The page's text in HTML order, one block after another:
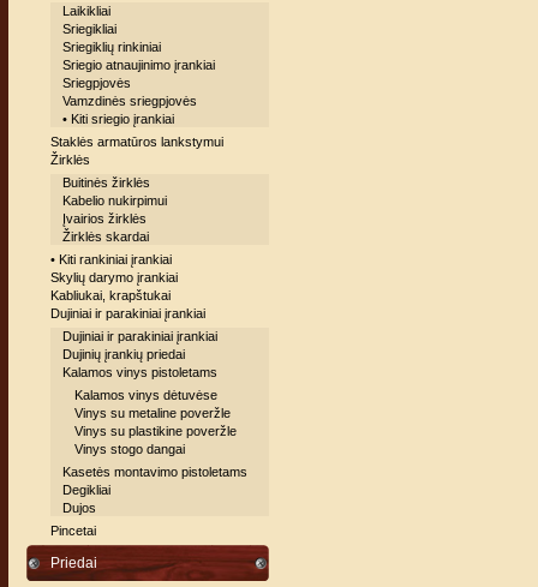
Laikikliai
Sriegikliai
Sriegiklių rinkiniai
Sriegio atnaujinimo įrankiai
Sriegpjovės
Vamzdinės sriegpjovės
• Kiti sriegio įrankiai
Staklės armatūros lankstymui
Žirklės
Buitinės žirklės
Kabelio nukirpimui
Įvairios žirklės
Žirklės skardai
• Kiti rankiniai įrankiai
Skylių darymo įrankiai
Kabliukai, krapštukai
Dujiniai ir parakiniai įrankiai
Dujiniai ir parakiniai įrankiai
Dujinių įrankių priedai
Kalamos vinys pistoletams
Kalamos vinys dėtuvėse
Vinys su metaline poveržle
Vinys su plastikine poveržle
Vinys stogo dangai
Kasetės montavimo pistoletams
Degikliai
Dujos
Pincetai
Priedai